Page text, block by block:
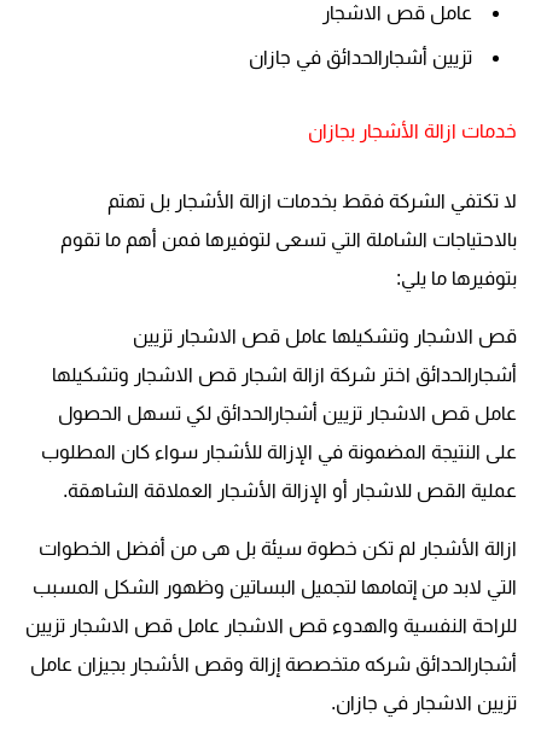
عامل قص الاشجار
تزيين أشجارالحدائق في جازان
خدمات ازالة الأشجار بجازان
لا تكتفي الشركة فقط بخدمات ازالة الأشجار بل تهتم
بالاحتياجات الشاملة التي تسعى لتوفيرها فمن أهم ما تقوم
بتوفيرها ما يلي:
قص الاشجار وتشكيلها عامل قص الاشجار تزيين
أشجارالحدائق اختر شركة ازالة اشجار قص الاشجار وتشكيلها
عامل قص الاشجار تزيين أشجارالحدائق لكي تسهل الحصول
على النتيجة المضمونة في الإزالة للأشجار سواء كان المطلوب
عملية القص للاشجار أو الإزالة الأشجار العملاقة الشاهقة.
ازالة الأشجار لم تكن خطوة سيئة بل هى من أفضل الخطوات
التي لابد من إتمامها لتجميل البساتين وظهور الشكل المسبب
للراحة النفسية والهدوء قص الاشجار عامل قص الاشجار تزيين
أشجارالحدائق شركه متخصصة إزالة وقص الأشجار بجيزان عامل
تزيين الاشجار في جازان.